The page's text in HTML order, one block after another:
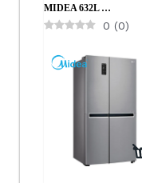
MIDEA 632L …
0 (0)